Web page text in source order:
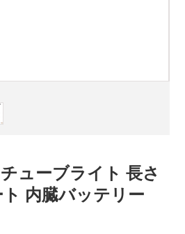
ューブライト 長さ
ト 内臓バッテリー